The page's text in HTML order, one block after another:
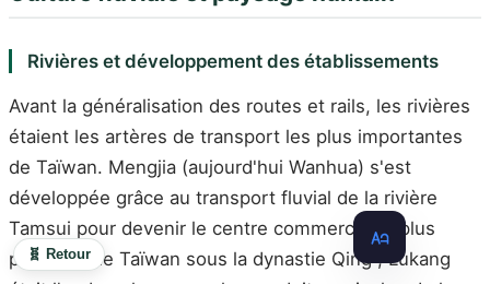
Rivières et développement des établissements
Avant la généralisation des routes et rails, les rivières
étaient les artères de transport les plus importantes
de Taïwan. Mengjia (aujourd'hui Wanhua) s'est
développée grâce au transport fluvial de la rivière
Tamsui pour devenir le centre commercial le plus
prospère de Taïwan sous la dynastie Qing ; Lukang
🧬 Retour